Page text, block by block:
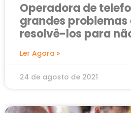
Operadora de
grandes problemas
resolvê-los para
as vendas em seu
Ler Agora »
24 de agosto de 2021